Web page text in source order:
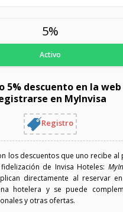
5%
Activo
5% descuento en la
en MyInvisa
Registro
los descuentos que uno recibe al
de Invisa Hoteles:
directamente al reservar
hotelera y se puede
y otras ofertas.